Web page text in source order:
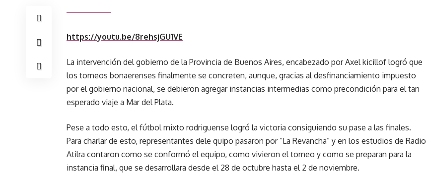
https://youtu.be/8rehsjGU1VE
La intervención del gobierno de la Provincia de Buenos Aires, encabezado por Axel kicillof logró que
los torneos bonaerenses finalmente se concreten, aunque, gracias al desfinanciamiento impuesto
por el gobierno nacional, se debieron agregar instancias intermedias como precondición para el tan
esperado viaje a Mar del Plata.
Pese a todo esto, el fútbol mixto rodriguense logró la victoria consiguiendo su pase a las finales.
Para charlar de esto, representantes dele quipo pasaron por “La Revancha” y en los estudios de Radio
Atilra contaron como se conformó el equipo, como vivieron el torneo y como se preparan para la
instancia final, que se desarrollara desde el 28 de octubre hasta el 2 de noviembre.